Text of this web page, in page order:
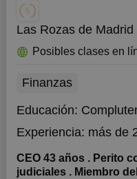
Las Rozas de Madrid
Posibles clases en
Finanzas
Educación:
Experiencia: más de
CEO 43 años . Perito
judiciales . Miembro